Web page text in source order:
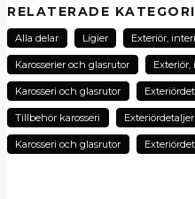
Fråga oss om denna
name
Namn
RELATERADE
Alla delar Ligier Exteriör,
Karosserier och glasrutor
Karosseri och glasrutor
Tillbehör karosseri Exteriördetaljer
Karosseri och glasrutor